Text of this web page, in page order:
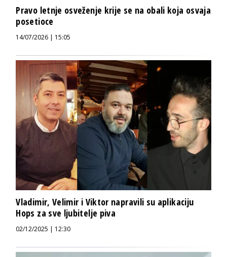
Pravo letnje osveženje krije se na obali koja osvaja
posetioce
14/07/2026 | 15:05
Vladimir, Velimir i Viktor napravili su aplikaciju
Hops za sve ljubitelje piva
02/12/2025 | 12:30